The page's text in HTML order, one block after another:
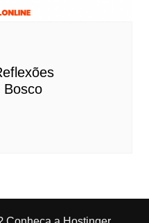
Bosco